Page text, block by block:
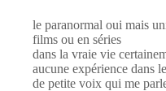
le paranormal oui mais
films ou en séries
dans la vraie vie
aucune expérience dans
de petite voix qui me